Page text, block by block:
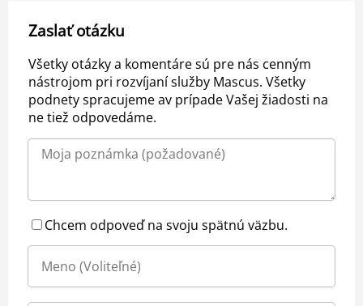
Zaslať otázku
Všetky otázky a komentáre sú pre nás cenným
nástrojom pri rozvíjaní služby Mascus. Všetky
podnety spracujeme av prípade Vašej žiadosti na
ne tiež odpovedáme.
Chcem odpoveď na svoju spätnú väzbu.